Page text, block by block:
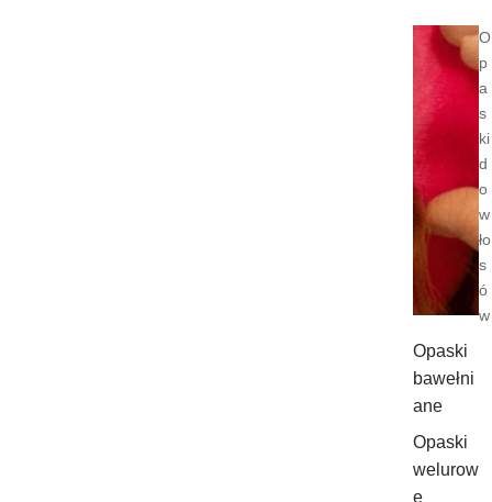
O
p
a
s
ki
d
o
w
ło
s
ó
w
Opaski
bawełni
ane
Opaski
welurow
e